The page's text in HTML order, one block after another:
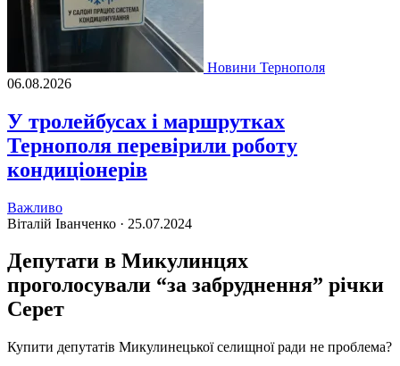
Новини Тернополя
06.08.2026
У тролейбусах і маршрутках
Тернополя перевірили роботу
кондиціонерів
Важливо
Віталій Іванченко · 25.07.2024
Депутати в Микулинцях
проголосували “за забруднення” річки
Серет
Купити депутатів Микулинецької селищної ради не проблема?